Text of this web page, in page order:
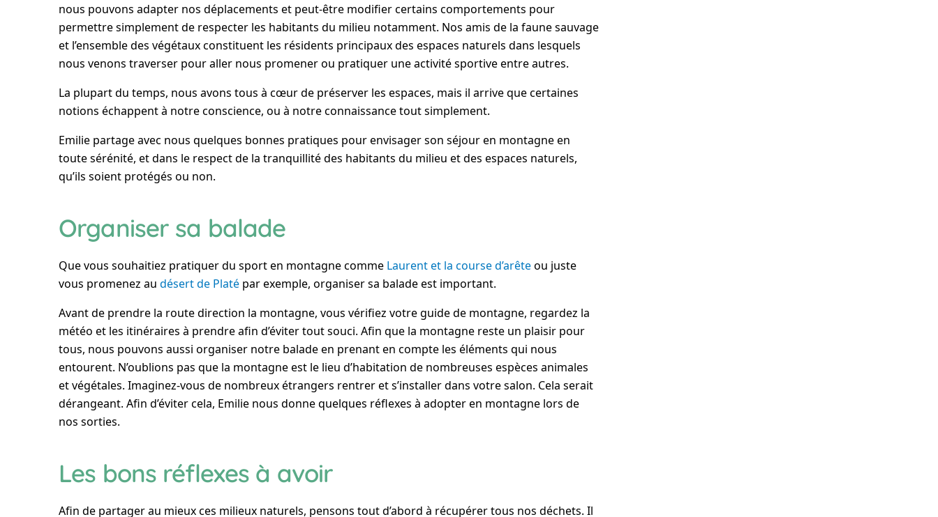
nous pouvons adapter nos déplacements et peut-être modifier certains comportements pour
permettre simplement de respecter les habitants du milieu notamment. Nos amis de la faune sauvage
et l’ensemble des végétaux constituent les résidents principaux des espaces naturels dans lesquels
nous venons traverser pour aller nous promener ou pratiquer une activité sportive entre autres.
La plupart du temps, nous avons tous à cœur de préserver les espaces, mais il arrive que certaines
notions échappent à notre conscience, ou à notre connaissance tout simplement.
Emilie partage avec nous quelques bonnes pratiques pour envisager son séjour en montagne en
toute sérénité, et dans le respect de la tranquillité des habitants du milieu et des espaces naturels,
qu’ils soient protégés ou non.
Organiser sa balade
Que vous souhaitiez pratiquer du sport en montagne comme Laurent et la course d’arêteou juste
vous promenez au désert de Platé par exemple, organiser sa balade est important.
Avant de prendre la route direction la montagne, vous vérifiez votre guide de montagne, regardez la
météo et les itinéraires à prendre afin d’éviter tout souci. Afin que la montagne reste un plaisir pour
tous, nous pouvons aussi organiser notre balade en prenant en compte les éléments qui nous
entourent. N’oublions pas que la montagne est le lieu d’habitation de nombreuses espèces animales
et végétales. Imaginez-vous de nombreux étrangers rentrer et s’installer dans votre salon. Cela serait
dérangeant. Afin d’éviter cela, Emilie nous donne quelques réflexes à adopter en montagne lors de
nos sorties.
Les bons réflexes à avoir
Afin de partager au mieux ces milieux naturels, pensons tout d’abord à récupérer tous nos déchets. Il